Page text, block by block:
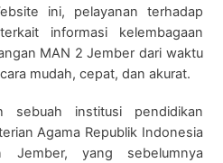
ini, pelayanan terhadap
informasi kelembagaan
MAN 2 Jember dari waktu
mudah, cepat, dan akurat.
institusi pendidikan
Agama Republik Indonesia
Jember, yang sebelumnya